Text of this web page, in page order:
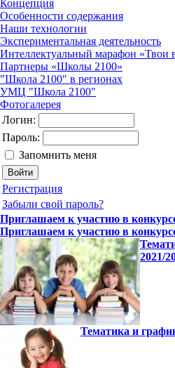
Концепция
Особенности содержания
Наши технологии
Экспериментальная деятельность
Интеллектуальный марафон «Твои
Партнеры «Школы 2100»
"Школа 2100" в регионах
УМЦ "Школа 2100"
Фотогалерея
Логин:
Пароль:
Запомнить меня
Регистрация
Забыли свой пароль?
Приглашаем к участию в
Приглашаем к участию в
2021/
Тематика и